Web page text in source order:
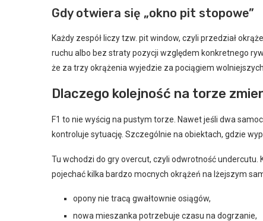
Gdy otwiera się „okno pit stopowe”
Każdy zespół liczy tzw. pit window, czyli przedział
ruchu albo bez straty pozycji względem konkretnego
że za trzy okrążenia wyjedzie za pociągiem
Dlaczego kolejność na torze
F1 to nie wyścig na pustym torze. Nawet jeśli dwa
kontroluje sytuację. Szczególnie na obiektach, gdzie
Tu wchodzi do gry overcut, czyli odwrotność undercutu.
pojechać kilka bardzo mocnych okrążeń na lżejszym
opony nie tracą gwałtownie osiągów,
nowa mieszanka potrzebuje czasu na dogrzanie,